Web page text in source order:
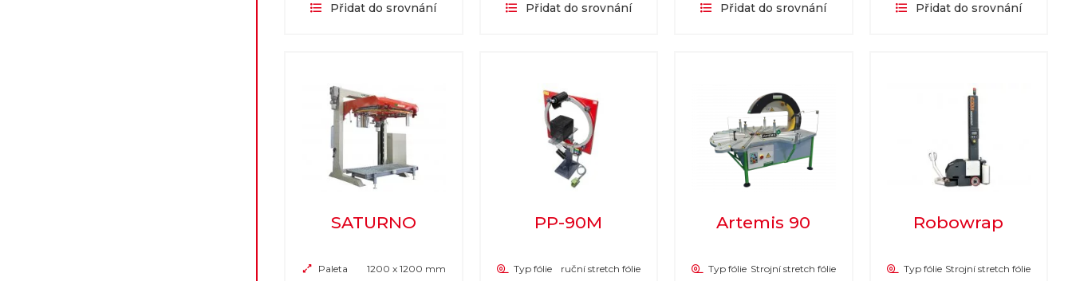
Přidat do srovnání
Přidat do srovnání
Přidat do srovnání
Přidat do srovnání
SATURNO
Paleta 1200 x 1200 mm
PP-90M
Typ fólie ruční stretch fólie
Artemis 90
Typ fólie Strojní stretch fólie
Robowrap
Typ fólie Strojní stretch fólie